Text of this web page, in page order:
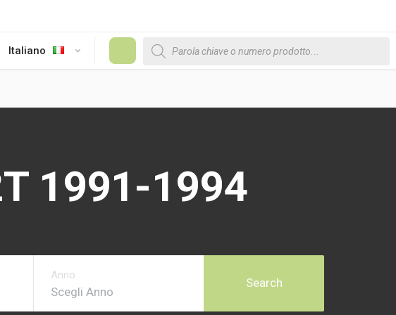
Italiano
Products search
1991-1994
Search